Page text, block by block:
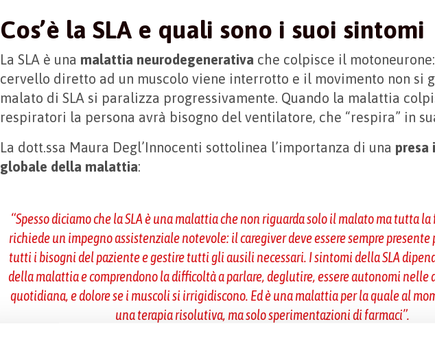
Cos’è la SLA e quali sono i suoi sintomi
La SLA è una malattia neurodegenerativa che colpisce il
cervello diretto ad un muscolo viene interrotto e il movimento non si
malato di SLA si paralizza progressivamente. Quando la malattia
respiratori la persona avrà bisogno del ventilatore, che “respira” in
La dott.ssa Maura Degl’Innocenti sottolinea l’importanza di una presa
globale della malattia:
“Spesso diciamo che la SLA è una malattia che non riguarda solo il malato ma tutta
richiede un impegno assistenziale notevole: il caregiver deve essere sempre presente
tutti i bisogni del paziente e gestire tutti gli ausili necessari. I sintomi della SLA
della malattia e comprendono la difficoltà a parlare, deglutire, essere autonomi
quotidiana, e dolore se i muscoli si irrigidiscono. Ed è una malattia per la quale al
una terapia risolutiva, ma solo sperimentazioni di farmaci”.